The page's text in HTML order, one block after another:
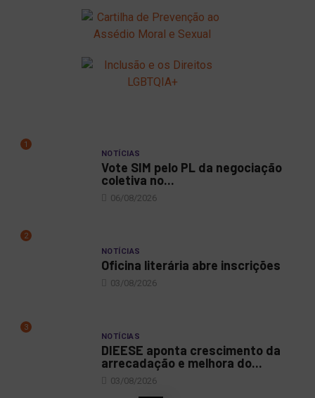
1
NOTÍCIAS
Vote SIM pelo PL da negociação
coletiva no...
06/08/2026
2
NOTÍCIAS
Oficina literária abre inscrições
03/08/2026
3
NOTÍCIAS
DIEESE aponta crescimento da
arrecadação e melhora do...
03/08/2026